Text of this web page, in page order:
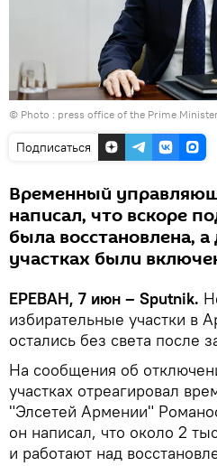
© Photo : press office of the Prime
Подписаться
Временный
написал, что вскоре
была восстановлена, а
участках были
ЕРЕВАН, 7 июн – Sputnik.
избирательные участки в
остались без света после
На сообщения об
участках отреагировал
"Элсетей Армении"
он написал, что около 2
и работают над